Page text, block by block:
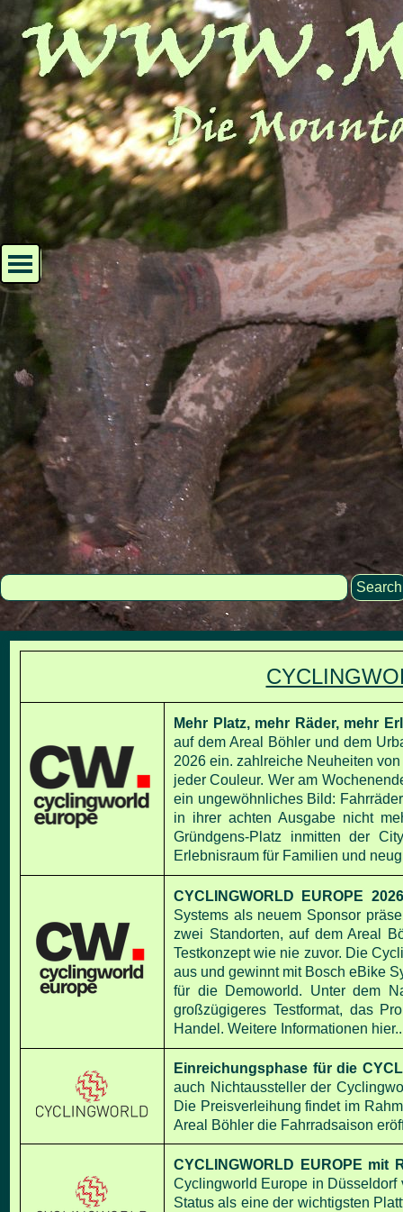
Direkt zum Seiteninhalt
Menü überspringen
Search
Mehr Platz, mehr Räder, mehr
auf dem Areal Böhler und dem
2026 ein. zahlreiche Neuheiten
jeder Couleur. Wer am
ein ungewöhnliches Bild:
in ihrer achten Ausgabe nicht
Gründgens-Platz
inmitten der
Erlebnisraum für Familien und
CYCLINGWORLD EUROPE
Systems als neuem Sponsor
zwei Standorten, auf dem Areal
Testkonzept wie nie zuvor. Die
aus und gewinnt mit Bosch eBike
für die Demoworld. Unter dem
großzügigeres Testformat, das
Handel. Weitere Informationen
Einreichungsphase für die
auch Nichtaussteller der
Die Preisverleihung findet im
Areal Böhler die Fahrradsaison
CYCLINGWORLD EUROPE
Cyclingworld Europe in Düsseldorf
Status als eine der wichtigsten